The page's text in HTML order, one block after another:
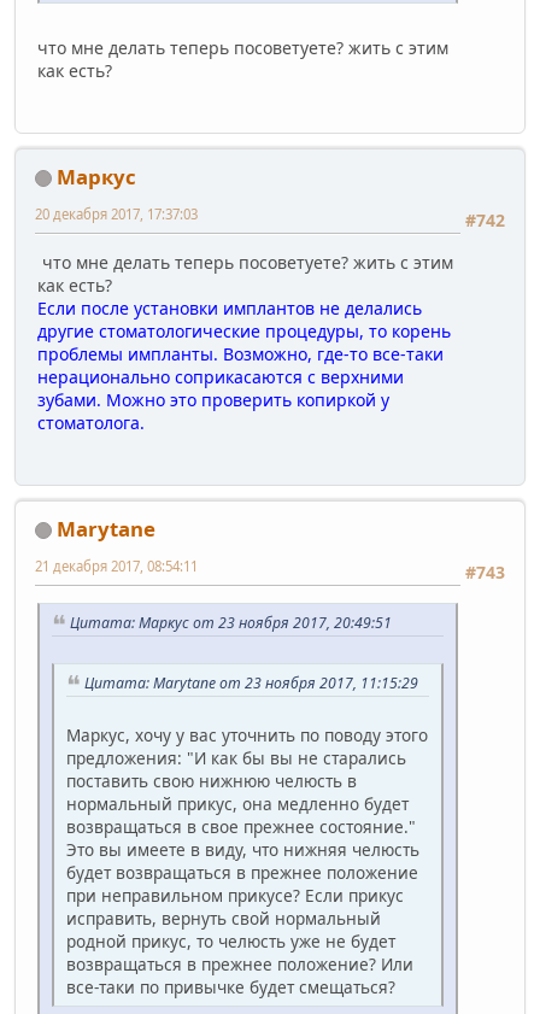
что мне делать теперь посоветуете? жить с этим
как есть?
Маркус
#742
20 декабря 2017, 17:37:03
что мне делать теперь посоветуете? жить с этим
как есть?
Если после установки имплантов не делались
другие стоматологические процедуры, то корень
проблемы импланты. Возможно, где-то все-таки
нерационально соприкасаются с верхними
зубами. Можно это проверить копиркой у
стоматолога.
Marytane
#743
21 декабря 2017, 08:54:11
Цитата: Маркус от 23 ноября 2017, 20:49:51
Цитата: Marytane от 23 ноября 2017, 11:15:29
Маркус, хочу у вас уточнить по поводу этого
предложения: "И как бы вы не старались
поставить свою нижнюю челюсть в
нормальный прикус, она медленно будет
возвращаться в свое прежнее состояние."
Это вы имеете в виду, что нижняя челюсть
будет возвращаться в прежнее положение
при неправильном прикусе? Если прикус
исправить, вернуть свой нормальный
родной прикус, то челюсть уже не будет
возвращаться в прежнее положение? Или
все-таки по привычке будет смещаться?